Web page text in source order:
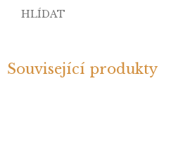
HLÍDAT
Související produkty